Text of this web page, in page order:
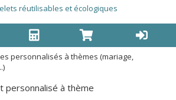
réutilisables et écologiques
personnalisé à thème